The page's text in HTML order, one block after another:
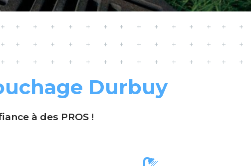
Durbuy
à des PROS !